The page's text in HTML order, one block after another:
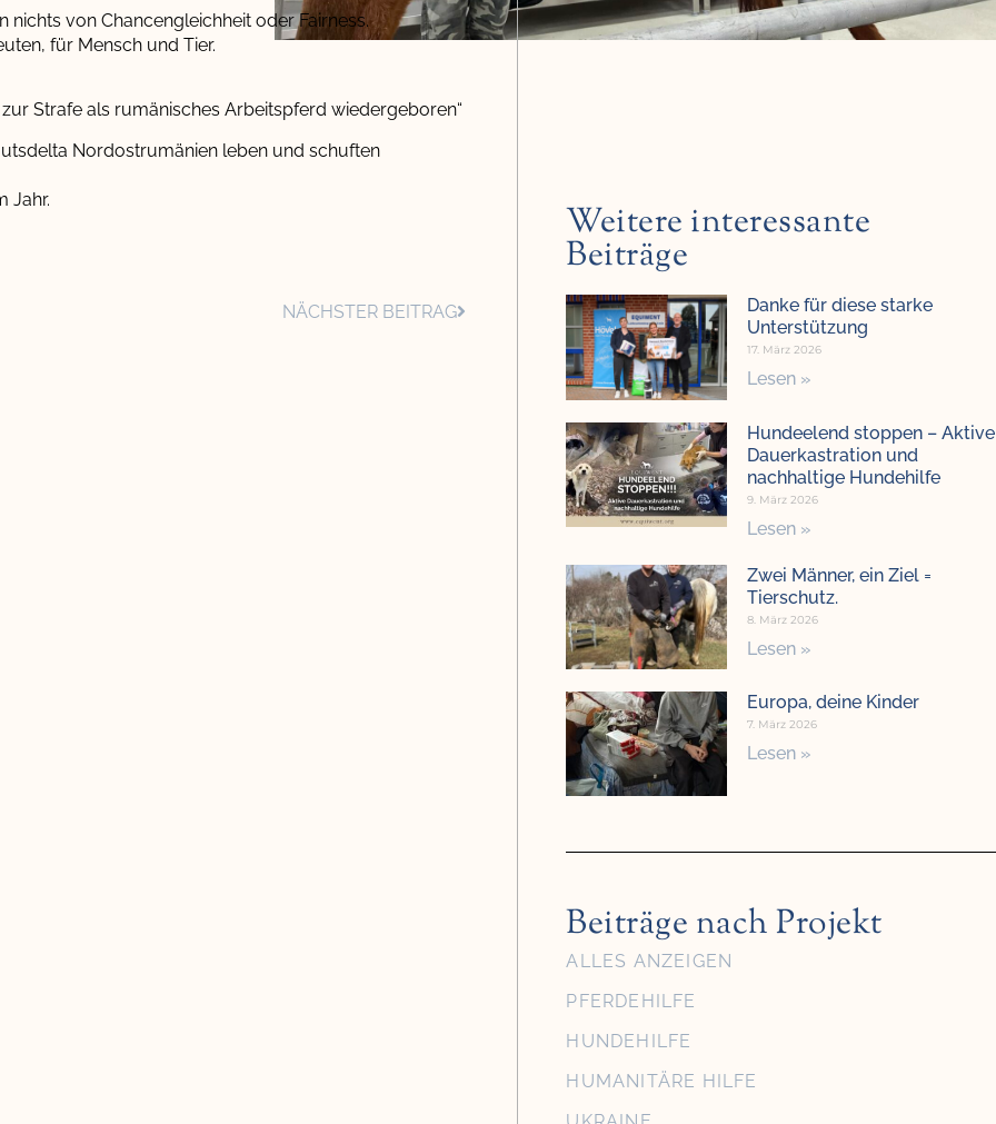
von Chancengleichheit oder Fairness.
für Mensch und Tier.
Strafe als rumänisches Arbeitspferd wiedergeboren“
Nordostrumänien leben und schuften
Jahr.
NÄCHSTER BEITRAG
Weitere interessante
Beiträge
Danke für diese starke
Unterstützung
17. März 2026
Lesen »
Hundeelend stoppen – Aktive
Dauerkastration und
nachhaltige Hundehilfe
9. März 2026
Lesen »
Zwei Männer, ein Ziel =
Tierschutz.
8. März 2026
Lesen »
Europa, deine Kinder
7. März 2026
Lesen »
Beiträge nach Projekt
ALLES ANZEIGEN
PFERDEHILFE
HUNDEHILFE
HUMANITÄRE HILFE